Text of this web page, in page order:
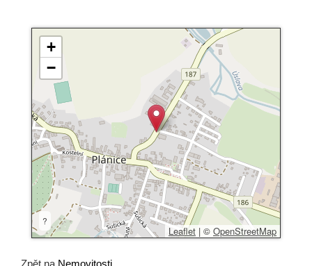
+
−
?
Leaflet | © OpenStreetMap